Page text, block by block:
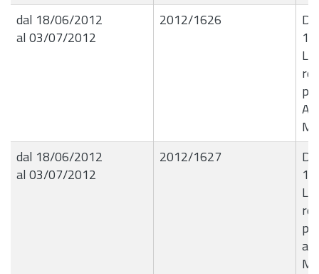
dal 18/06/2012
al 03/07/2012
2012/1626
dal 18/06/2012
al 03/07/2012
2012/1627